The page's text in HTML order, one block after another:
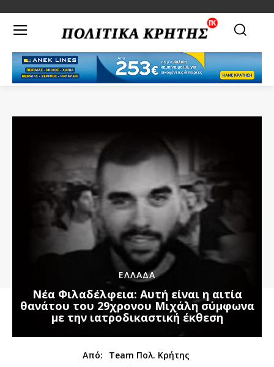
ΕΛΛΑΔΑ
Νέα Φιλαδέλφεια: Αυτή είναι η αιτία
θανάτου του 29χρονου Μιχάλη σύμφωνα
με την ιατροδικαστική έκθεση
Από:
Team Πολ. Κρήτης